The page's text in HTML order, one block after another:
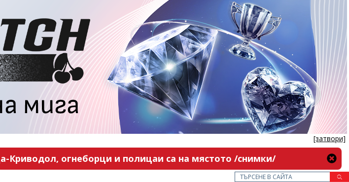
[затвори]
Криводол, огнеборци и полицаи са на мястото /снимки/